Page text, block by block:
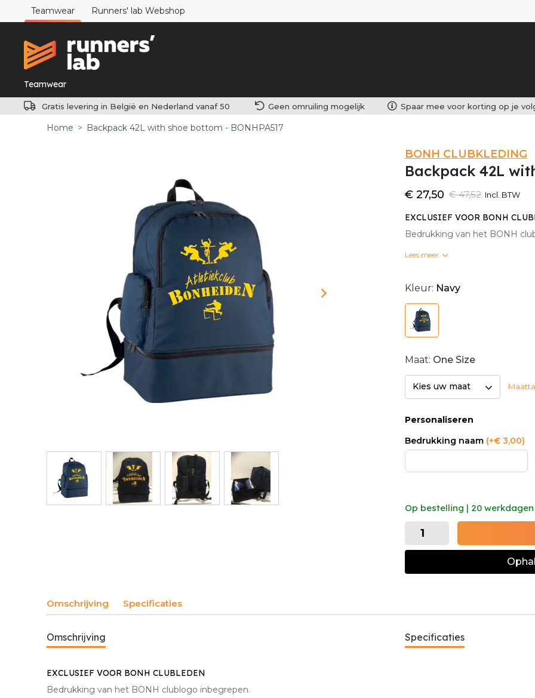
Teamwear Runners' lab Webshop
Teamwear
Gratis levering in België en Nederland vanaf 50 Geen omruiling mogelijk Spaar mee voor korting op je
Home > Backpack 42L with shoe bottom - BONHPA517
BONH CLUBKLEDING
Backpack 42L
€ 47,52
€ 27,50 Incl. BTW
EXCLUSIEF VOOR BONH
Bedrukking van het BONH
Bedrukking van
Bedrukte clubaccessoires
Lees meer
Kleur: Navy
Maat: One Size
Kies uw maat
Personaliseren
Bedrukking naam (+€ 3,00)
Op bestelling | 20 werkdagen
Omschrijving Specificaties
Omschrijving
EXCLUSIEF VOOR BONH CLUBLEDEN
Bedrukking van het BONH clublogo inbegrepen.
Specificaties